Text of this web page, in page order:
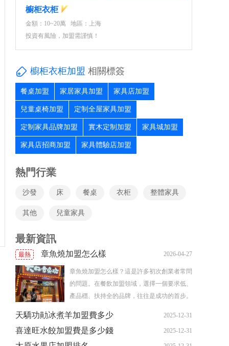
櫥柜衣柜
金額：10~20萬 地區：上海
投資有風險，加盟需謹慎！
櫥柜衣柜加盟 相關標簽
餐桌加盟 家居家具加盟 家具店加盟
兒童桌椅加盟 定制全屋家具加盟
定制家具品牌加盟 實木定制加盟 家具城加盟
家具店招商加盟 家具體驗店加盟
熱門行業
沙發 床 餐桌 衣柜 整體家具
其他 兒童家具
最新資訊
最熱 章魚燒加盟怎么樣 2026-04-27
章魚燒加盟怎么樣？這是許多初次創業者常問
的問題。在餐飲加盟領域，選擇一個要求低、
產品穩、扶持全的品牌，往往是成功的首步。
例，深入剖析一個好的章魚燒加盟品牌究竟能
為你帶來什么。無需大廚，2人即可啟動的輕
天驕功勛冰煮羊加盟費多少 2025-12-31
喜達旺水餃加盟費是多少錢 2025-12-31